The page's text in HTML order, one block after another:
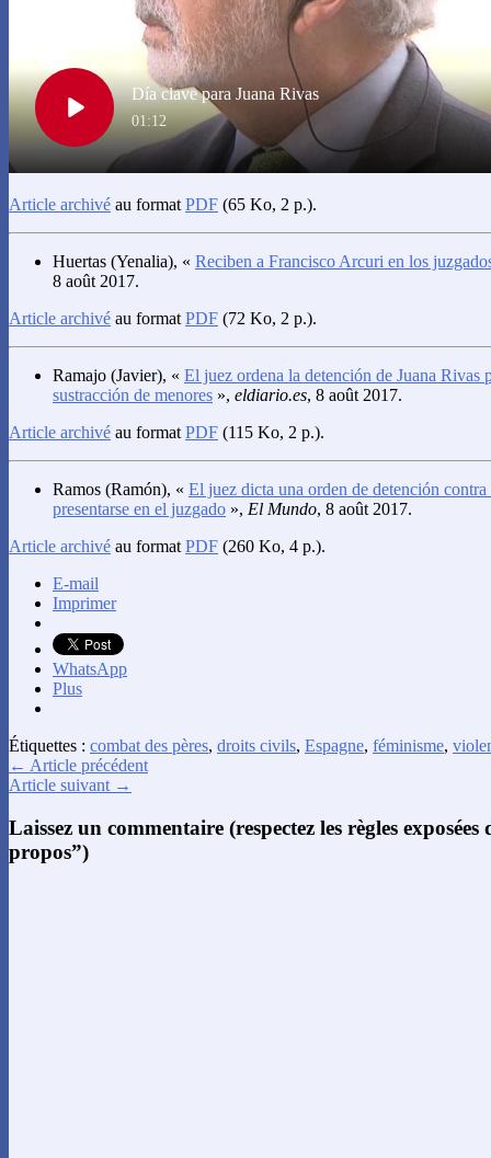
Article archivé au formatPDF (65 Ko, 2 p.).
Huertas (Yenalia), « Reciben a Francisco Arcuri en los
8 août 2017.
Article archivé au formatPDF (72 Ko, 2 p.).
Ramajo (Javier), « El juez ordena la detención de Juana Rivas
sustracción de menores », eldiario.es, 8 août 2017.
Article archivé au formatPDF (115 Ko, 2 p.).
Ramos (Ramón), « El juez dicta una orden de detención
presentarse en el juzgado », El Mundo, 8 août 2017.
Article archivé au formatPDF (260 Ko, 4 p.).
E-mail
Imprimer
WhatsApp
Plus
Étiquettes : combat des pères, droits civils, Espagne, féminisme,
← Article précédent
Article suivant →
Laissez un commentaire (respectez les règles
propos”)